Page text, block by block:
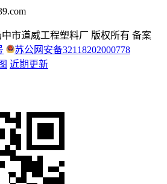
中市道威工程塑料厂 版权所有 备案
苏公网安备32118202000778
近期更新